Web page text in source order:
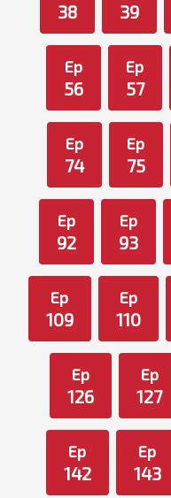
38 39
Ep
56
Ep
57
Ep
74
Ep
75
Ep
92
Ep
93
Ep
109
Ep
110
Ep
126
Ep
127
Ep
142
Ep
143